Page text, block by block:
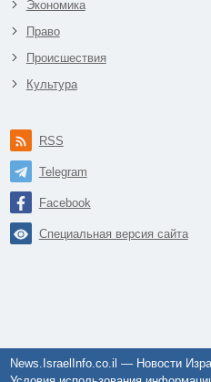
Экономика
Право
Происшествия
Культура
RSS
Telegram
Facebook
Специальная версия сайта
News.IsraelInfo.co.il — Новости